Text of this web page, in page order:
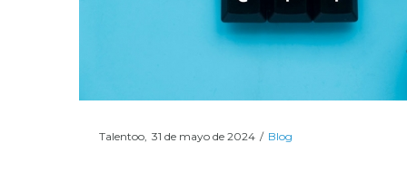
PorTalentoo Posted
31 de mayo de 2024
Posted
Blog